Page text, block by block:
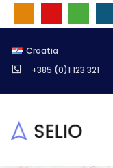
Croatia
+385 (0)1 123 321